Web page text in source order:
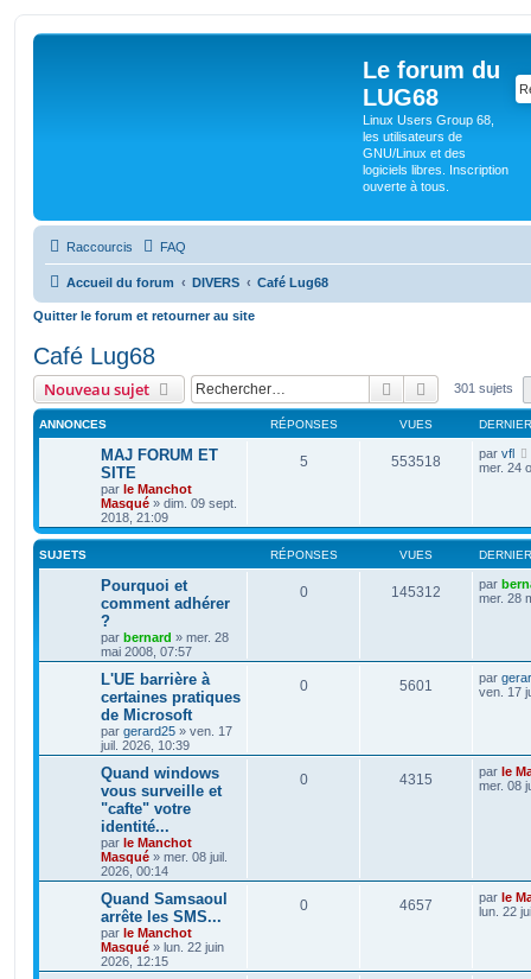
Le forum du
LUG68
Linux Users Group 68,
les utilisateurs de
GNU/Linux et des
logiciels libres. Inscription
ouverte à tous.
Raccourcis FAQ
Accueil du forum DIVERS Café Lug68
Quitter le forum et retourner au site
Café Lug68
Nouveau sujet RechercherRecherche
301 sujets
ANNONCES RÉPONSES VUES
MAJ FORUM ET
SITE
par le Manchot
Masqué » dim. 09 sept.
2018, 21:09
5 553518 par vfl
mer. 24
SUJETS RÉPONSES VUES
Pourquoi et
comment adhérer
?
par bernard » mer. 28
mai 2008, 07:57
0 145312 par
mer. 28
L'UE barrière à
certaines pratiques
de Microsoft
par gerard25 » ven. 17
juil. 2026, 10:39
0 5601 par
ven. 17
Quand windows
vous surveille et
"cafte" votre
identité...
par le Manchot
Masqué » mer. 08 juil.
2026, 00:14
0 4315 par le
mer. 08
Quand Samsaoul
arrête les SMS...
par le Manchot
Masqué » lun. 22 juin
2026, 12:15
0 4657 par le
lun. 22